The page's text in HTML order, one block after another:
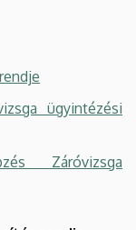
ügyintézési
Záróvizsga